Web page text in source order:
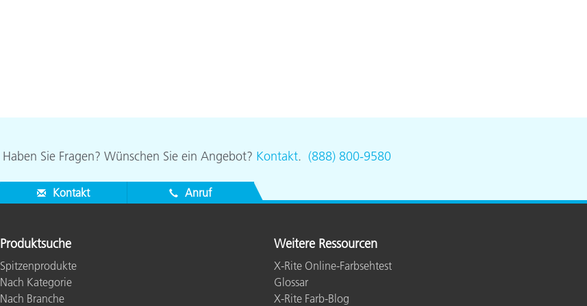
Haben Sie Fragen? Wünschen Sie ein Angebot? Kontakt. (888) 800-9580
Kontakt Anruf
Produktsuche
Spitzenprodukte
Nach Kategorie
Nach Branche
Weitere Ressourcen
X-Rite Online-Farbsehtest
Glossar
X-Rite Farb-Blog